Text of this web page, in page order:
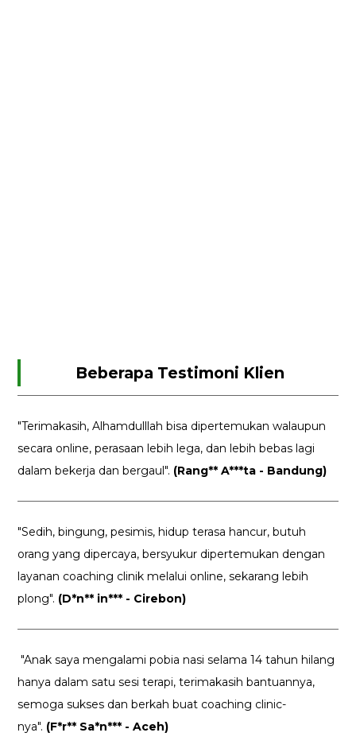
Beberapa Testimoni Klien
"Terimakasih, Alhamdulllah bisa dipertemukan walaupun
secara online, perasaan lebih lega, dan lebih bebas lagi
dalam bekerja dan bergaul". (Rang** A***ta - Bandung)
"Sedih, bingung, pesimis, hidup terasa hancur, butuh
orang yang dipercaya, bersyukur dipertemukan dengan
layanan coaching clinik melalui online, sekarang lebih
plong". (D*n** in*** - Cirebon)
"Anak saya mengalami pobia nasi selama 14 tahun hilang
hanya dalam satu sesi terapi, terimakasih bantuannya,
semoga sukses dan berkah buat coaching clinic-
nya". (F*r** Sa*n*** - Aceh)